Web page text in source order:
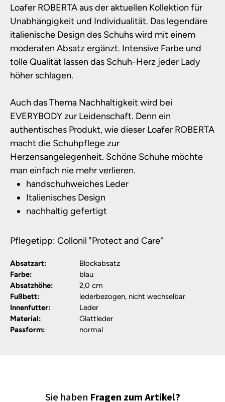
Loafer ROBERTA aus der aktuellen Kollektion für
Unabhängigkeit und Individualität. Das legendäre
italienische Design des Schuhs wird mit einem
moderaten Absatz ergänzt. Intensive Farbe und
tolle Qualität lassen das Schuh-Herz jeder Lady
höher schlagen.
Auch das Thema Nachhaltigkeit wird bei
EVERYBODY zur Leidenschaft. Denn ein
authentisches Produkt, wie dieser Loafer ROBERTA
macht die Schuhpflege zur
Herzensangelegenheit. Schöne Schuhe möchte
man einfach nie mehr verlieren.
handschuhweiches Leder
Italienisches Design
nachhaltig gefertigt
Pflegetipp: Collonil "Protect and Care"
Absatzart:
Blockabsatz
Farbe:
blau
Absatzhöhe:
2,0 cm
Fußbett:
lederbezogen, nicht wechselbar
Innenfutter:
Leder
Material:
Glattleder
Passform:
normal
Sie haben Fragen zum Artikel?